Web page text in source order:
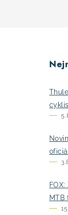
MTB